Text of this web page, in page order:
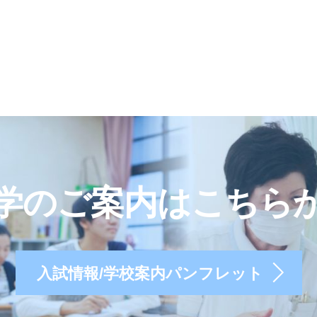
のご案内はこちら
入試情報/学校案内パンフレット